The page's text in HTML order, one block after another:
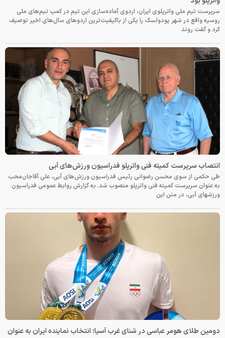
سرپرست تیم ملی واترپلوی ایران، اردوی آماده‌سازی این تیم در کمپ تیم‌های ملی
روسیه واقع در شهر پودولسک را یکی از باکیفیت‌ترین اردوهای سال‌های اخیر توصیف
کرد و گفت روند
انتصاب سرپرست کمیته فنی واترپلو فدراسیون ورزش‌های آبی
طی حکمی از سوی محسن رضوانی رئیس فدراسیون ورزش‌های آبی، علی آقاجان‌محب
به عنوان سرپرست کمیته فنی واترپلو منصوب شد. به گزارش روابط عمومی فدراسیون
ورزشهای آبی، در متن این
دومین طلای هومر عباسی در شنای غرب آسیا؛ انتخاب نماینده ایران به عنوان